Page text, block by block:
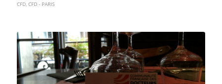
CFD, CFD - PARIS